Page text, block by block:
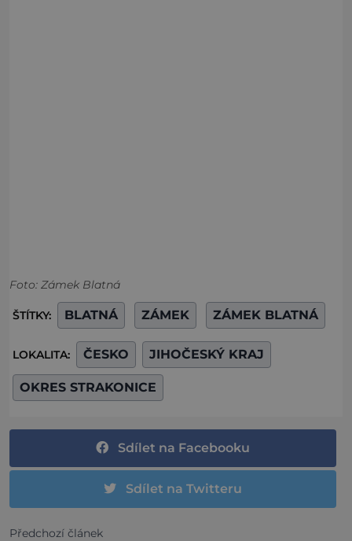
Foto: Zámek Blatná
ŠTÍTKY: BLATNÁ ZÁMEK ZÁMEK BLATNÁ
LOKALITA: ČESKO JIHOČESKÝ KRAJ
OKRES STRAKONICE
Sdílet na Facebooku
Sdílet na Twitteru
Předchozí článek